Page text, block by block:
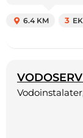
6.4 KM 3